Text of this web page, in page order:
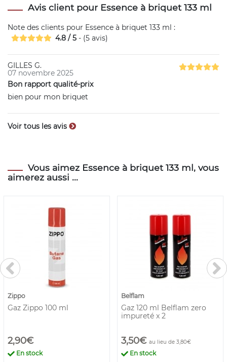
Avis client pour Essence à briquet 133 ml
Note des clients pour Essence à briquet 133 ml :
4.8 /5 - (5 avis)
GILLES G.
07 novembre 2025
Bon rapport qualité-prix
bien pour mon briquet
Voir tous les avis
Vous aimez Essence à briquet 133 ml, vous
aimerez aussi ...
Zippo
Gaz Zippo 100 ml
2,90€
En stock
Belflam
Gaz 120 ml Belflam zero
impureté x 2
3,50€ au lieu de 3,80€
En stock